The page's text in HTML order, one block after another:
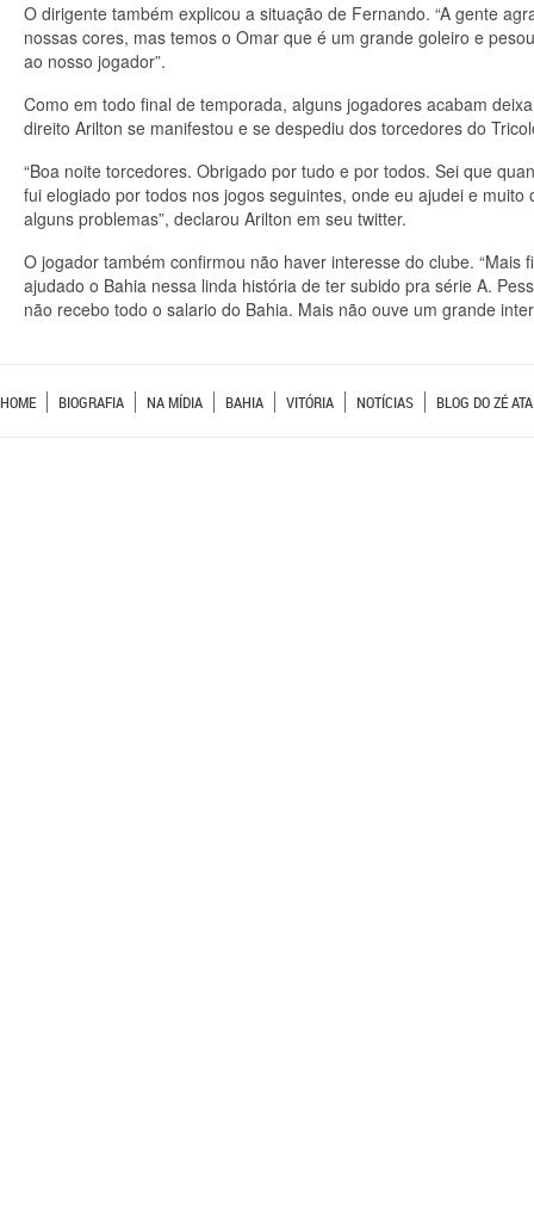
O dirigente também explicou a situação de Fernando. “A gente
nossas cores, mas temos o Omar que é um grande goleiro e
ao nosso jogador”.
Como em todo final de temporada, alguns jogadores acabam
direito Arilton se manifestou e se despediu dos torcedores do
“Boa noite torcedores. Obrigado por tudo e por todos. Sei que
fui elogiado por todos nos jogos seguintes, onde eu ajudei e
alguns problemas”, declarou Arilton em seu twitter.
O jogador também confirmou não haver interesse do clube.
ajudado o Bahia nessa linda história de ter subido pra série A.
não recebo todo o salario do Bahia. Mais não ouve um grande
HOME BIOGRAFIA NA MÍDIA BAHIA VITÓRIA NOTÍCIAS BLOG DO ZÉ